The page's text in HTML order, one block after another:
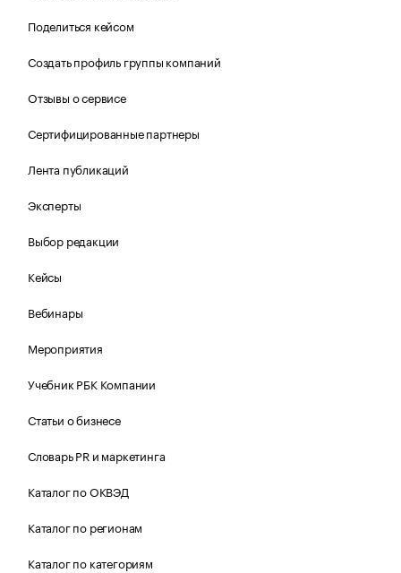
Поделиться кейсом
Создать профиль группы компаний
Отзывы о сервисе
Сертифицированные партнеры
Лента публикаций
Эксперты
Выбор редакции
Кейсы
Вебинары
Мероприятия
Учебник РБК Компании
Статьи о бизнесе
Словарь PR и маркетинга
Каталог по ОКВЭД
Каталог по регионам
Каталог по категориям